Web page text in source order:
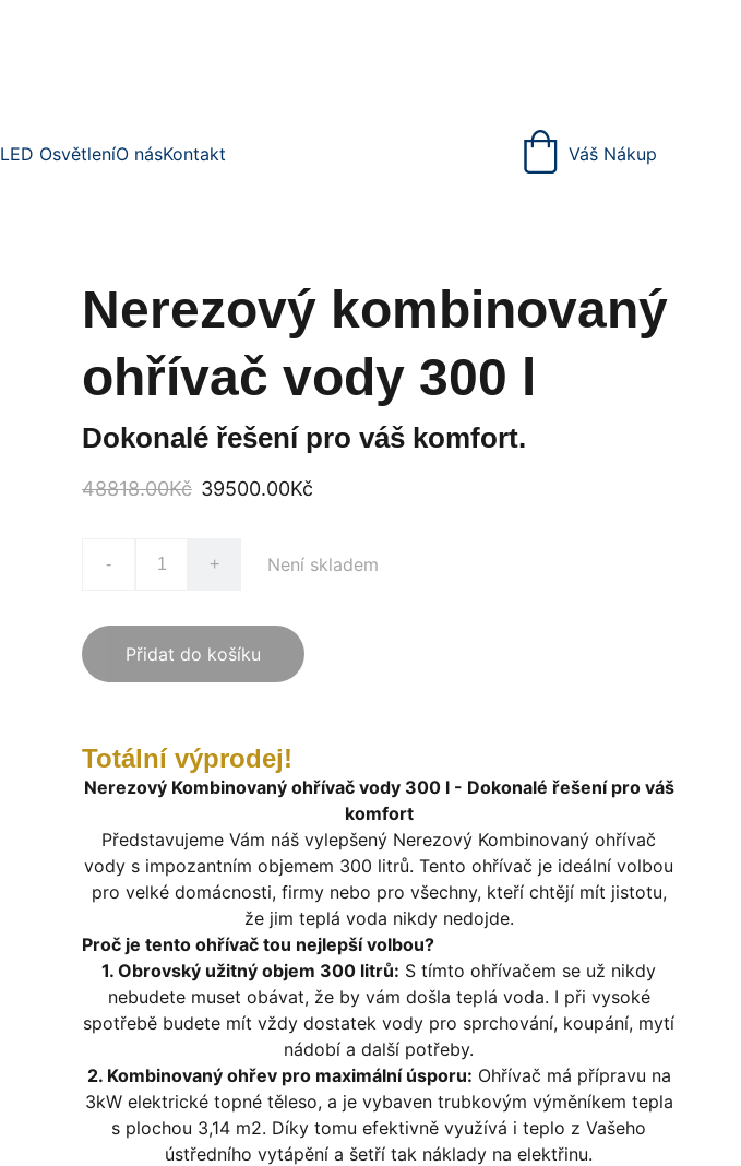
LED OsvětleníO násKontakt Váš Nákup
Nerezový kombinovaný
ohřívač vody 300 l
Dokonalé řešení pro váš komfort.
48818.00Kč 39500.00Kč
- + Není skladem
Přidat do košíku
Totální výprodej!
Nerezový Kombinovaný ohřívač vody 300 l - Dokonalé řešení pro váš
komfort
Představujeme Vám náš vylepšený Nerezový Kombinovaný ohřívač
vody s impozantním objemem 300 litrů. Tento ohřívač je ideální volbou
pro velké domácnosti, firmy nebo pro všechny, kteří chtějí mít jistotu,
že jim teplá voda nikdy nedojde.
Proč je tento ohřívač tou nejlepší volbou?
1. Obrovský užitný objem 300 litrů: S tímto ohřívačem se už nikdy
nebudete muset obávat, že by vám došla teplá voda. I při vysoké
spotřebě budete mít vždy dostatek vody pro sprchování, koupání, mytí
nádobí a další potřeby.
2. Kombinovaný ohřev pro maximální úsporu: Ohřívač má přípravu na
3kW elektrické topné těleso, a je vybaven trubkovým výměníkem tepla
s plochou 3,14 m2. Díky tomu efektivně využívá i teplo z Vašeho
ústředního vytápění a šetří tak náklady na elektřinu.